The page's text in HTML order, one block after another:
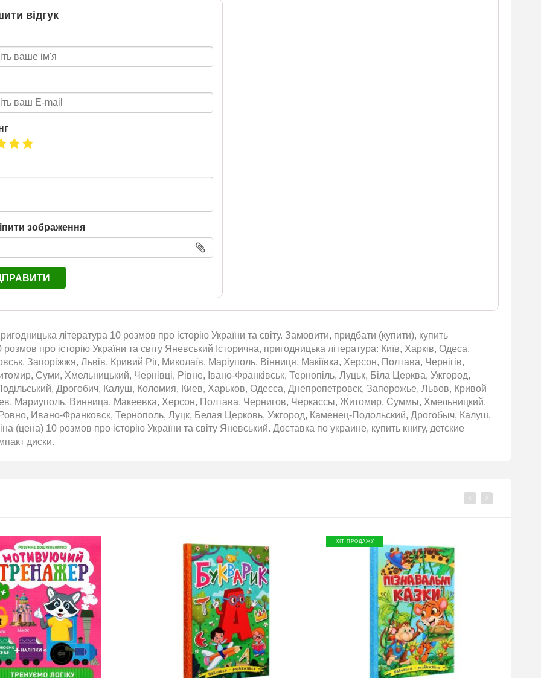
відгук
зображення
література 10 розмов про історію України та світу. Замовити, придбати (купити), купить
розмов про історію України та світу Яневський Історична, пригодницька література: Київ, Харків, Одеса,
Запоріжжя, Львів, Кривий Ріг, Миколаїв, Маріуполь, Вінниця, Макіївка, Херсон, Полтава, Чернігів,
Суми, Хмельницький, Чернівці, Рівне, Івано-Франківськ, Тернопіль, Луцьк, Біла Церква, Ужгород,
Дрогобич, Калуш, Коломия, Киев, Харьков, Одесса, Днепропетровск, Запорожье, Львов, Кривой
Мариуполь, Винница, Макеевка, Херсон, Полтава, Чернигов, Черкассы, Житомир, Суммы, Хмельницкий,
Ивано-Франковск, Тернополь, Луцк, Белая Церковь, Ужгород, Каменец-Подольский, Дрогобыч, Калуш,
(цена) 10 розмов про історію України та світу Яневський. Доставка по украине, купить книгу, детские
диски.
ХІТ ПРОДАЖУ